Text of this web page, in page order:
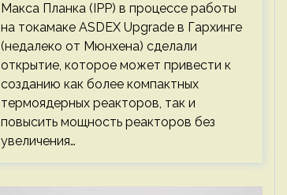
Макса Планка (IPP) в процессе работы
на токамаке ASDEX Upgrade в Гархинге
(недалеко от Мюнхена) сделали
открытие, которое может привести к
созданию как более компактных
термоядерных реакторов, так и
повысить мощность реакторов без
увеличения…